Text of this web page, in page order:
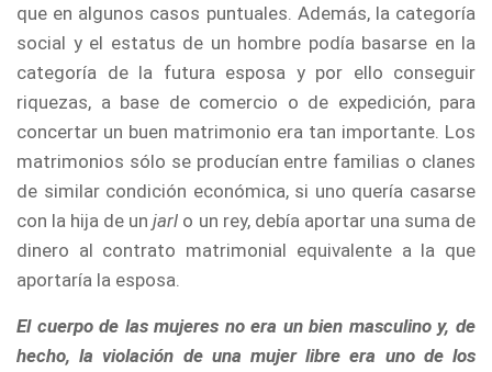
que en algunos casos puntuales. Además, la categoría
social y el estatus de un hombre podía basarse en la
categoría de la futura esposa y por ello conseguir
riquezas, a base de comercio o de expedición, para
concertar un buen matrimonio era tan importante. Los
matrimonios sólo se producían entre familias o clanes
de similar condición económica, si uno quería casarse
con la hija de unjarl o un rey, debía aportar una suma de
dinero al contrato matrimonial equivalente a la que
aportaría la esposa.
El cuerpo de las mujeres no era un bien masculino y, de
hecho, la violación de una mujer libre era uno de los